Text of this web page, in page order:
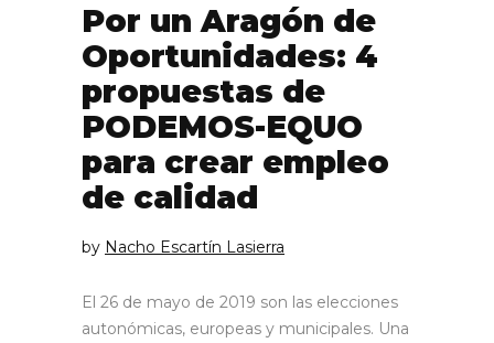
Por un Aragón de
Oportunidades: 4
propuestas de
PODEMOS-EQUO
para crear empleo
de calidad
by Nacho Escartín Lasierra
El 26 de mayo de 2019 son las elecciones
autonómicas, europeas y municipales. Una